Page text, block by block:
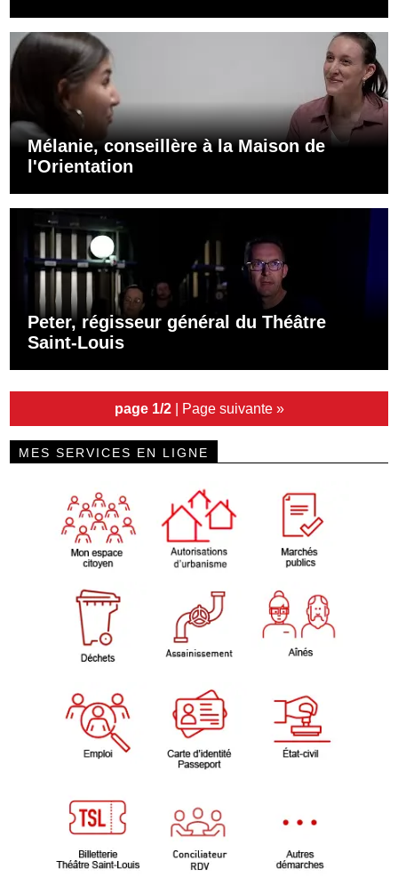
Mélanie, conseillère à la Maison de
l'Orientation
Peter, régisseur général du Théâtre
Saint-Louis
page 1/2| Page suivante »
MES SERVICES EN LIGNE